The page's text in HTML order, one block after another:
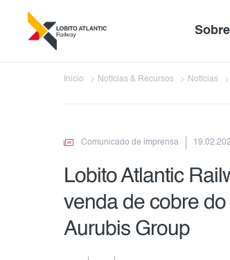
Inicio Notícias & Recursos Notícias
Comunicado de imprensa
Lobito Atlantic
venda de cobre
Aurubis Group